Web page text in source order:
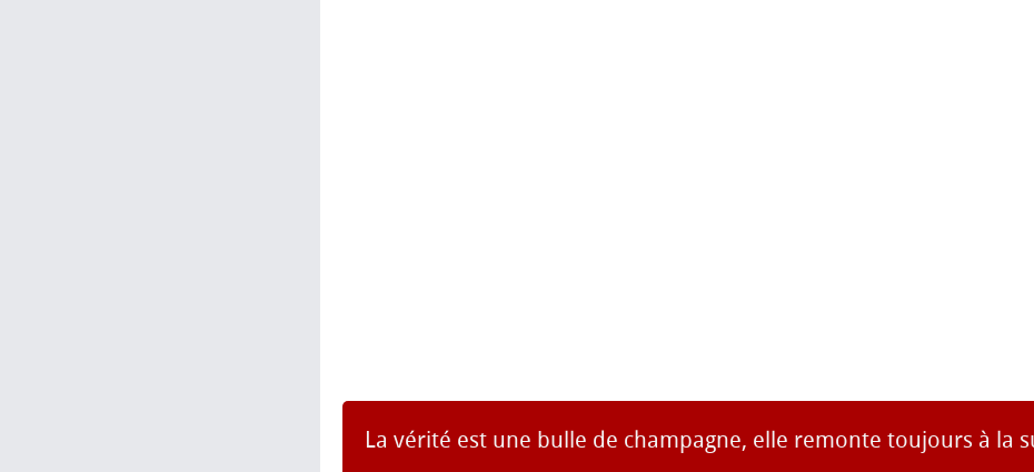
La vérité est une bulle de champagne, elle remonte toujours à la